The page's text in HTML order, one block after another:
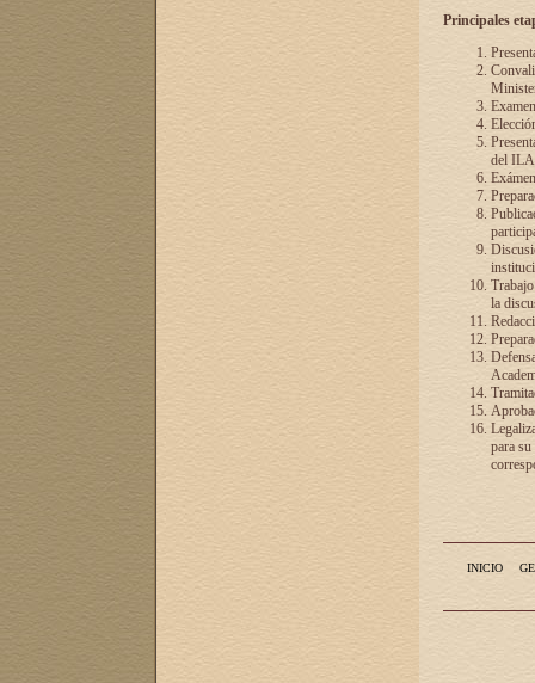
Principales
del
la
para
INICIO